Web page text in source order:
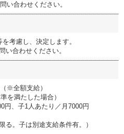
い合わせください。
考慮し、決定します。
い合わせください。
※全額支給）
を満たした場合）
円、子1人あたり／月7000円
。子は別途支給条件有。）